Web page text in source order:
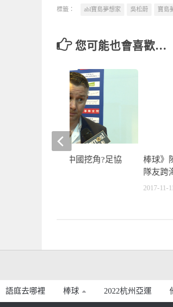
標籤： abl寶島夢想家 吳松蔚 寶島
您可能也會喜歡…
棒球》
隊友跨
2017-11-11
足球》gary white被中國挖角?足協
語庭去哪裡 棒球 2022杭州亞運